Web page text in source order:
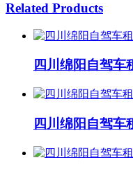
Related Products
四川绵阳自驾车
四川绵阳自驾车